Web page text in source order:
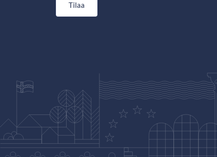
Tilaa